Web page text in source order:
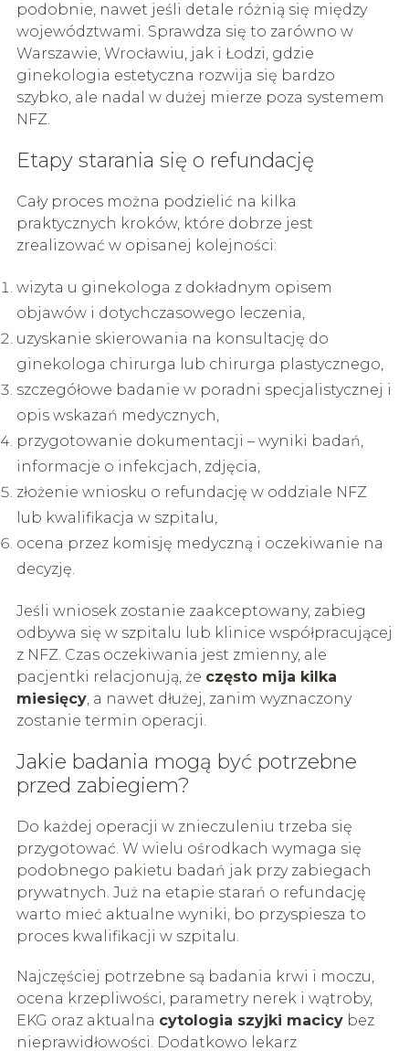
podobnie, nawet jeśli detale różnią się między
województwami. Sprawdza się to zarówno w
Warszawie, Wrocławiu, jak i Łodzi, gdzie
ginekologia estetyczna rozwija się bardzo
szybko, ale nadal w dużej mierze poza systemem
NFZ.
Etapy starania się o refundację
Cały proces można podzielić na kilka
praktycznych kroków, które dobrze jest
zrealizować w opisanej kolejności:
wizyta u ginekologa z dokładnym opisem
objawów i dotychczasowego leczenia,
uzyskanie skierowania na konsultację do
ginekologa chirurga lub chirurga plastycznego,
szczegółowe badanie w poradni specjalistycznej i
opis wskazań medycznych,
przygotowanie dokumentacji – wyniki badań,
informacje o infekcjach, zdjęcia,
złożenie wniosku o refundację w oddziale NFZ
lub kwalifikacja w szpitalu,
ocena przez komisję medyczną i oczekiwanie na
decyzję.
Jeśli wniosek zostanie zaakceptowany, zabieg
odbywa się w szpitalu lub klinice współpracującej
z NFZ. Czas oczekiwania jest zmienny, ale
pacjentki relacjonują, że często mija kilka
miesięcy, a nawet dłużej, zanim wyznaczony
zostanie termin operacji.
Jakie badania mogą być potrzebne
przed zabiegiem?
Do każdej operacji w znieczuleniu trzeba się
przygotować. W wielu ośrodkach wymaga się
podobnego pakietu badań jak przy zabiegach
prywatnych. Już na etapie starań o refundację
warto mieć aktualne wyniki, bo przyspiesza to
proces kwalifikacji w szpitalu.
Najczęściej potrzebne są badania krwi i moczu,
ocena krzepliwości, parametry nerek i wątroby,
EKG oraz aktualna cytologia szyjki macicybez
nieprawidłowości. Dodatkowo lekarz